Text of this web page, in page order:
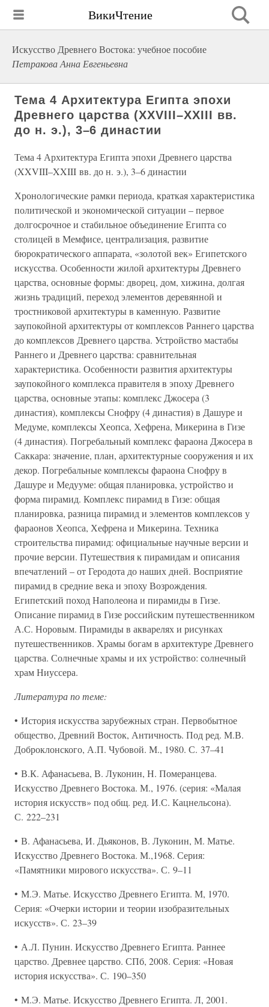
ВикиЧтение
Искусство Древнего Востока: учебное пособие
Петракова Анна Евгеньевна
Тема 4 Архитектура Египта эпохи
Древнего царства (XXVIII–XXIII вв.
до н. э.), 3–6 династии
Тема 4 Архитектура Египта эпохи Древнего царства
(XXVIII–XXIII вв. до н. э.), 3–6 династии
Хронологические рамки периода, краткая характеристика
политической и экономической ситуации – первое
долгосрочное и стабильное объединение Египта со
столицей в Мемфисе, централизация, развитие
бюрократического аппарата, «золотой век» Египетского
искусства. Особенности жилой архитектуры Древнего
царства, основные формы: дворец, дом, хижина, долгая
жизнь традиций, переход элементов деревянной и
тростниковой архитектуры в каменную. Развитие
заупокойной архитектуры от комплексов Раннего царства
до комплексов Древнего царства. Устройство мастабы
Раннего и Древнего царства: сравнительная
характеристика. Особенности развития архитектуры
заупокойного комплекса правителя в эпоху Древнего
царства, основные этапы: комплекс Джосера (3
династия), комплексы Снофру (4 династия) в Дашуре и
Медуме, комплексы Хеопса, Хефрена, Микерина в Гизе
(4 династия). Погребальный комплекс фараона Джосера в
Саккара: значение, план, архитектурные сооружения и их
декор. Погребальные комплексы фараона Снофру в
Дашуре и Медууме: общая планировка, устройство и
форма пирамид. Комплекс пирамид в Гизе: общая
планировка, разница пирамид и элементов комплексов у
фараонов Хеопса, Хефрена и Микерина. Техника
строительства пирамид: официальные научные версии и
прочие версии. Путешествия к пирамидам и описания
впечатлений – от Геродота до наших дней. Восприятие
пирамид в средние века и эпоху Возрождения.
Египетский поход Наполеона и пирамиды в Гизе.
Описание пирамид в Гизе российским путешественником
А.С. Норовым. Пирамиды в акварелях и рисунках
путешественников. Храмы богам в архитектуре Древнего
царства. Солнечные храмы и их устройство: солнечный
храм Ниуссера.
Литература по теме:
• История искусства зарубежных стран. Первобытное
общество, Древний Восток, Античность. Под ред. М.В.
Доброклонского, А.П. Чубовой. М., 1980. С. 37–41
• В.К. Афанасьева, В. Луконин, Н. Померанцева.
Искусство Древнего Востока. М., 1976. (cерия: «Малая
история искусств» под общ. ред. И.С. Кацнельсона).
С. 222–231
• В. Афанасьева, И. Дьяконов, В. Луконин, М. Матье.
Искусство Древнего Востока. М.,1968. Серия:
«Памятники мирового искусства». С. 9–11
• М.Э. Матье. Искусство Древнего Египта. М, 1970.
Серия: «Очерки истории и теории изобразительных
искусств». С. 23–39
• А.Л. Пунин. Искусство Древнего Египта. Раннее
царство. Древнее царство. СПб, 2008. Серия: «Новая
история искусства». С. 190–350
• М.Э. Матье. Искусство Древнего Египта. Л, 2001.